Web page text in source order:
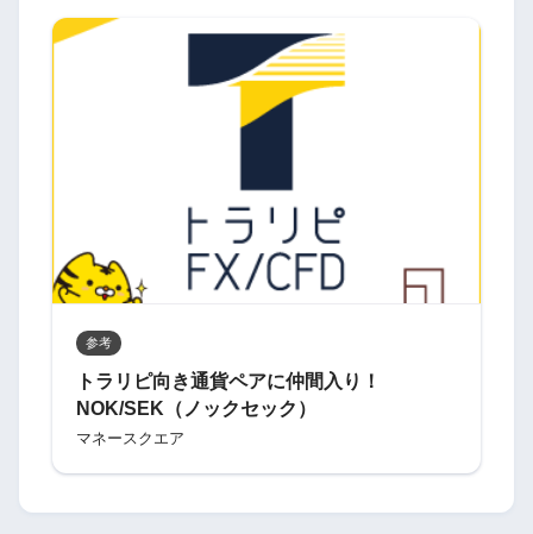
参考
トラリピ向き通貨ペアに仲間入り！
NOK/SEK（ノックセック）
マネースクエア